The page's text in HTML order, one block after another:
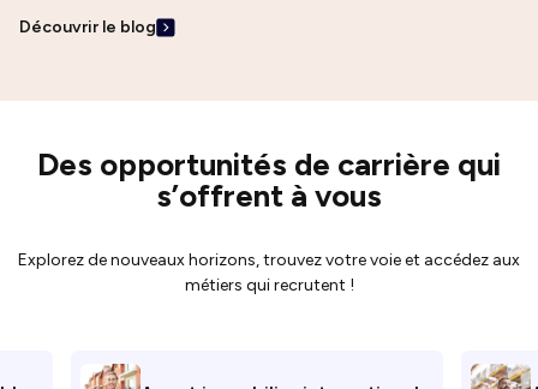
Découvrir le blog
Des opportunités de carrière qui
s’offrent à vous
Explorez de nouveaux horizons, trouvez votre voie et accédez aux
métiers qui recrutent !